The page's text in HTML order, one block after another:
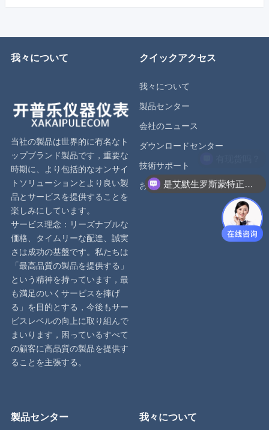
我々について
当社の製品は世界的に有名なト
ップブランド製品です，重要な
時期に、より包括的なオンサイ
トソリューションとより良い製
品とサービスを提供することを
楽しみにしています。
サービス理念：リーズナブルな
価格、タイムリーな配達、誠実
さは成功の基盤です。私たちは
「最高品質の製品を提供する」
という精神を持っています，最
も満足のいくサービスを捧げ
る」を目的とする，今後もサー
ビスレベルの向上に取り組んで
まいります，困っているすべて
の顧客に高品質の製品を提供す
ることを主張する。
クイックアクセス
我々について
製品センター
会社のニュース
ダウンロードセンター
技術サポート
お 問い合わせ
製品センター 我々について